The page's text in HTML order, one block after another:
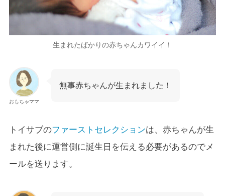
生まれたばかりの赤ちゃんカワイイ！
おもちゃママ
無事赤ちゃんが生まれました！
トイサブのファーストセレクションは、赤ちゃんが生
まれた後に運営側に誕生日を伝える必要があるのでメ
ールを送ります。